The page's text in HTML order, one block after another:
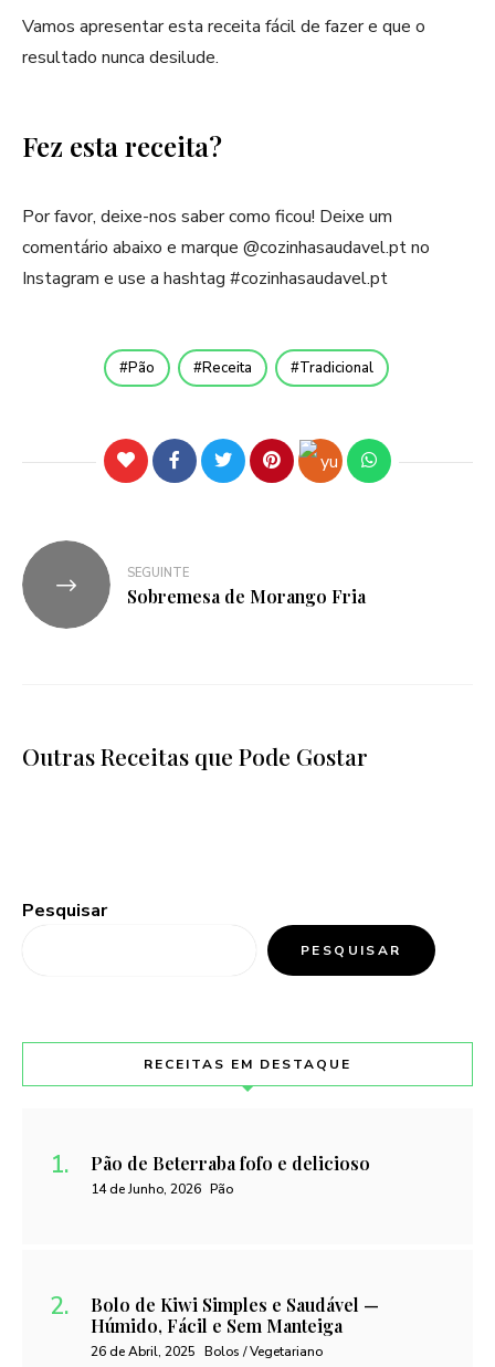
Vamos apresentar esta receita fácil de fazer e que o
resultado nunca desilude.
Fez esta receita?
Por favor, deixe-nos saber como ficou! Deixe um
comentário abaixo e marque @cozinhasaudavel.pt no
Instagram e use a hashtag #cozinhasaudavel.pt
Pão Receita Tradicional
SEGUINTE
Sobremesa de Morango Fria
Outras Receitas que Pode Gostar
Pesquisar
PESQUISAR
RECEITAS EM DESTAQUE
Pão de Beterraba fofo e delicioso
14 de Junho, 2026 Pão
Bolo de Kiwi Simples e Saudável —
Húmido, Fácil e Sem Manteiga
26 de Abril, 2025 Bolos / Vegetariano